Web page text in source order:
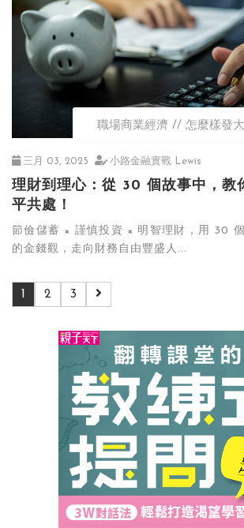
職場商業經濟 怎麼樣發
三月 03, 2025 小路金融實戰 Lewis
理財到理心：從 30 個故事中，教
平共處！
節儉儲蓄 × 謹慎投資 × 明智理財，用 30
的金錢觀，走向財務自由豐盛人...
1 2 3